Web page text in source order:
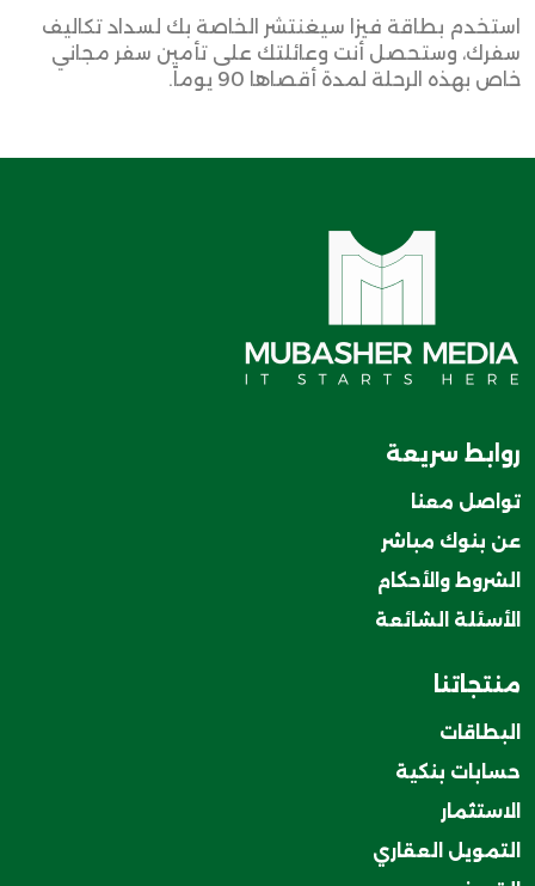
استخدم بطاقة فيزا سيغنتشر الخاصة بك لسداد تكاليف
سفرك، وستحصل أنت وعائلتك على تأمين سفر مجاني
خاص بهذه الرحلة لمدة أقصاها 90 يوماً
.
روابط سريعة
تواصل معنا
عن بنوك مباشر
الشروط والأحكام
الأسئلة الشائعة
منتجاتنا
البطاقات
حسابات بنكية
الاستثمار
التمويل العقاري